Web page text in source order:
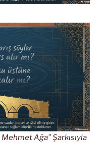
Ağa” Şarkısıyla